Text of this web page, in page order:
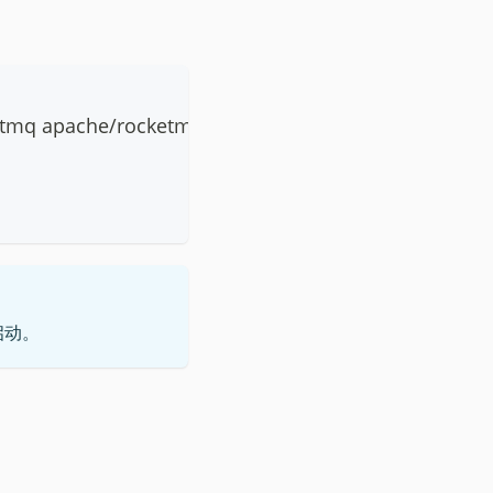
apache/rocketmq:5.3.2
。